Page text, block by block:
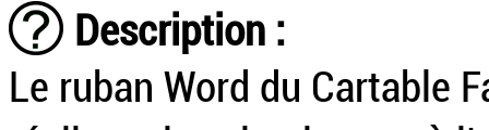
Description :
Le ruban Word du Cartable